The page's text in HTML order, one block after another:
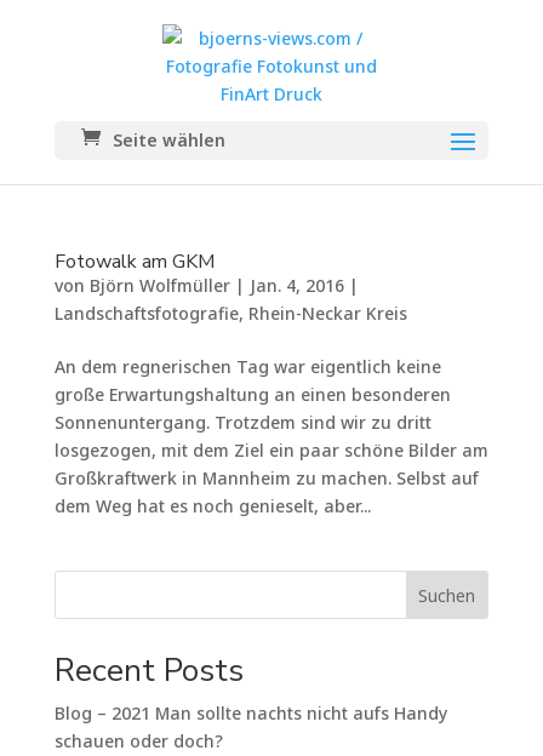
Seite wählen
Fotowalk am GKM
von Björn Wolfmüller| Jan. 4, 2016|
Landschaftsfotografie, Rhein-Neckar Kreis
An dem regnerischen Tag war eigentlich keine
große Erwartungshaltung an einen besonderen
Sonnenuntergang. Trotzdem sind wir zu dritt
losgezogen, mit dem Ziel ein paar schöne Bilder am
Großkraftwerk in Mannheim zu machen. Selbst auf
dem Weg hat es noch genieselt, aber...
Suchen
Recent Posts
Blog – 2021 Man sollte nachts nicht aufs Handy
schauen oder doch?